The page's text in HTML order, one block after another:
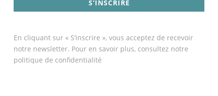
En cliquant sur « S’inscrire », vous acceptez de recevoir
notre newsletter. Pour en savoir plus, consultez notre
politique de confidentialité